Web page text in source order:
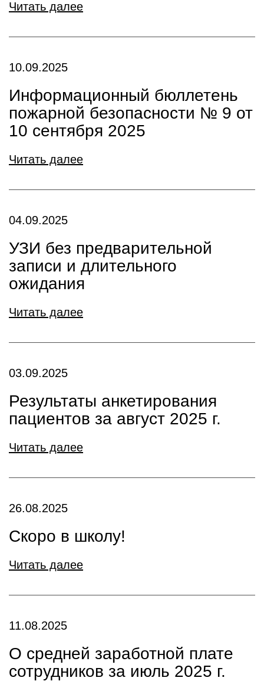
Читать далее
10.09.2025
Информационный бюллетень
пожарной безопасности № 9 от
10 сентября 2025
Читать далее
04.09.2025
УЗИ без предварительной
записи и длительного
ожидания
Читать далее
03.09.2025
Результаты анкетирования
пациентов за август 2025 г.
Читать далее
26.08.2025
Скоро в школу!
Читать далее
11.08.2025
О средней заработной плате
сотрудников за июль 2025 г.